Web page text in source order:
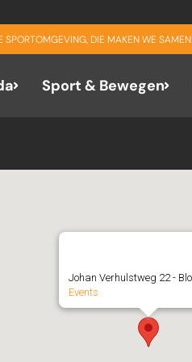
SPORTOMGEVING, DIE MAKEN WE SAMEN!
Sport & Bewegen
Johan Verhulstweg 22 -
Events